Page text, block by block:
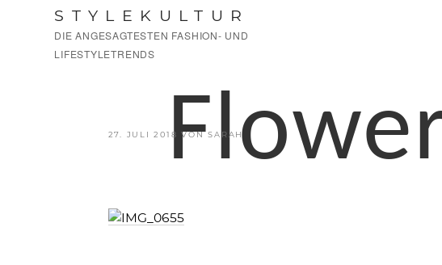
STYLEKULTUR
DIE ANGESAGTESTEN FASHION- UND
LIFESTYLETRENDS
VERÖFFENTLICHT
27. JULI 2018 VONSARAH